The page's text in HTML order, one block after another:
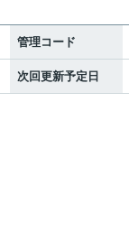
管理コード
次回更新予定日